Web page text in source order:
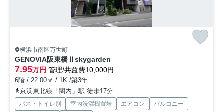
横浜市南区万世町
GENOVIA阪東橋Ⅱskygarden
7.95万円 管理/共益費10,000円
6階 / 22.00㎡ / 1K /築3年
京浜東北線「関内」駅 徒歩17分
バス・トイレ別 室内洗濯機置場 エアコン
バルコニー